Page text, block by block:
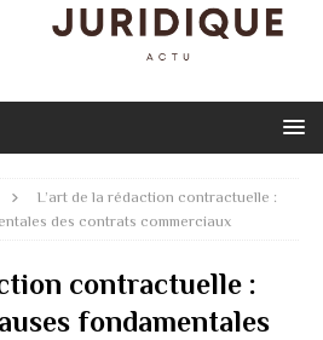
L’art de la rédaction contractuelle :
des contrats commerciaux
contractuelle :
fondamentales